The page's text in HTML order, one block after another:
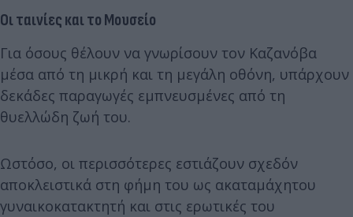
Οι ταινίες και το Μουσείο
Για όσους θέλουν να γνωρίσουν τον Καζανόβα
μέσα από τη μικρή και τη μεγάλη οθόνη, υπάρχουν
δεκάδες παραγωγές εμπνευσμένες από τη
θυελλώδη ζωή του.
Ωστόσο, οι περισσότερες εστιάζουν σχεδόν
αποκλειστικά στη φήμη του ως ακαταμάχητου
γυναικοκατακτητή και στις ερωτικές του